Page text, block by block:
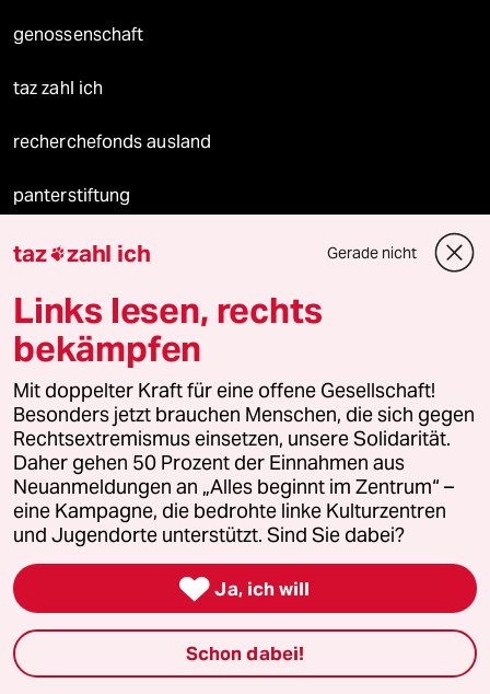
genossenschaft
taz zahl ich
recherchefonds ausland
panterstiftung
panterpreis 2026
Podcast
bundestalk
fernverbindung
klima update°
Mauerecho
Freie Rede
reingehen
taz zahl ich Gerade nicht
Links lesen, rechts
bekämpfen
Mit doppelter Kraft für eine offene Gesellschaft!
Besonders jetzt brauchen Menschen, die sich gegen
Rechtsextremismus einsetzen, unsere Solidarität.
Daher gehen 50 Prozent der Einnahmen aus
Neuanmeldungen an „Alles beginnt im Zentrum“ –
eine Kampagne, die bedrohte linke Kulturzentren
und Jugendorte unterstützt. Sind Sie dabei?
 Ja, ich will
Schon dabei!